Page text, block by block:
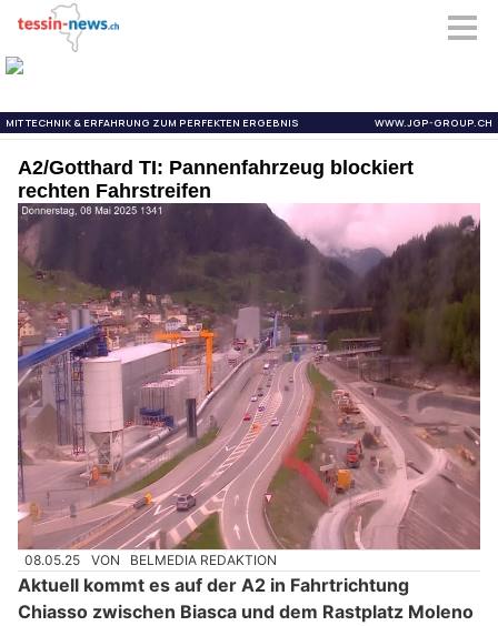
A2/Gotthard TI: Pannenfahrzeug blockiert
rechten Fahrstreifen
08.05.25 VON BELMEDIA REDAKTION
Aktuell kommt es auf der A2 in Fahrtrichtung
Chiasso zwischen Biasca und dem Rastplatz Moleno